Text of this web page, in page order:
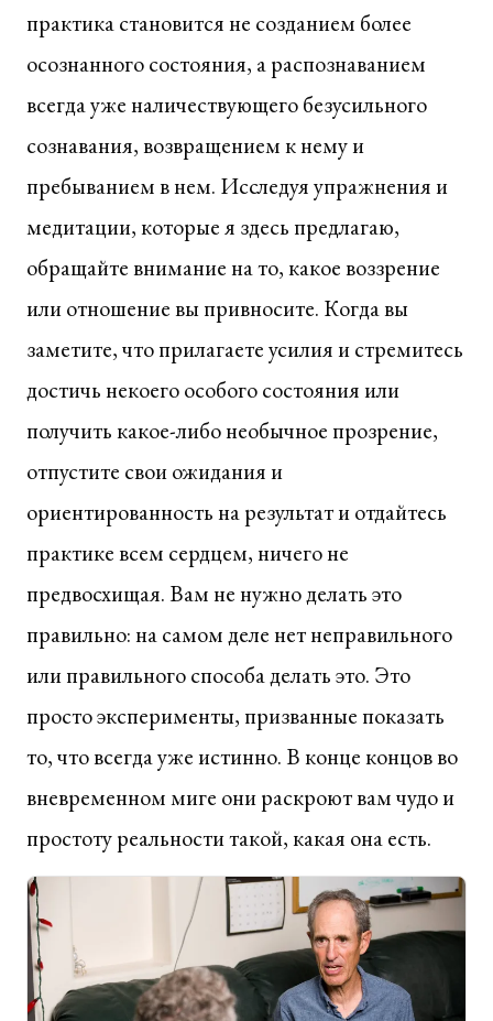
практика становится не созданием более
осознанного состояния, а распознаванием
всегда уже наличествующего безусильного
сознавания, возвращением к нему и
пребыванием в нем. Исследуя упражнения и
медитации, которые я здесь предлагаю,
обращайте внимание на то, какое воззрение
или отношение вы привносите. Когда вы
заметите, что прилагаете усилия и стремитесь
достичь некоего особого состояния или
получить какое-либо необычное прозрение,
отпустите свои ожидания и
ориентированность на результат и отдайтесь
практике всем сердцем, ничего не
предвосхищая. Вам не нужно делать это
правильно: на самом деле нет неправильного
или правильного способа делать это. Это
просто эксперименты, призванные показать
то, что всегда уже истинно. В конце концов во
вневременном миге они раскроют вам чудо и
простоту реальности такой, какая она есть.